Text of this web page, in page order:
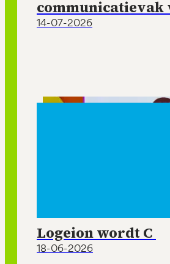
communicatievak
14-07-2026
Logeion wordt C
18-06-2026